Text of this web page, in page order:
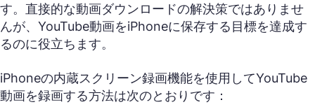
す。直接的な動画ダウンロードの解決策ではありませ
んが、YouTube動画をiPhoneに保存する目標を達成す
るのに役立ちます。
iPhoneの内蔵スクリーン録画機能を使用してYouTube
動画を録画する方法は次のとおりです：